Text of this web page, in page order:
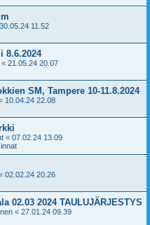
30.05.24 11.52
8.6.2024
« 21.05.24 20.07
SM, Tampere 10-11.8.2024
10.04.24 22.08
« 07.02.24 13.09
02.02.24 20.26
02.03 2024 TAULUJÄRJESTYS
« 27.01.24 09.39